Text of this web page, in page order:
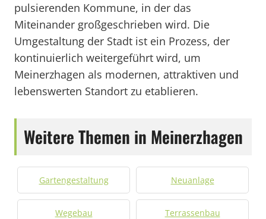
pulsierenden Kommune, in der das
Miteinander großgeschrieben wird. Die
Umgestaltung der Stadt ist ein Prozess, der
kontinuierlich weitergeführt wird, um
Meinerzhagen als modernen, attraktiven und
lebenswerten Standort zu etablieren.
Weitere Themen in Meinerzhagen
Gartengestaltung Neuanlage
Wegebau Terrassenbau